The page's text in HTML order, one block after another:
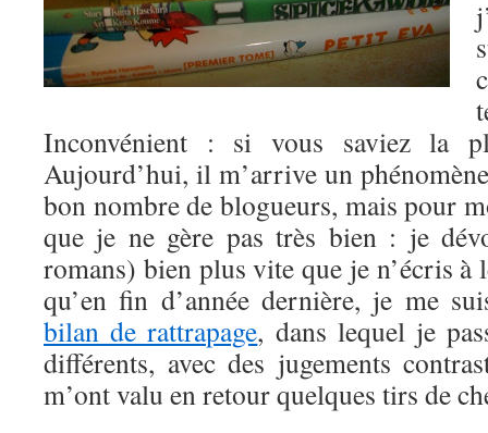
Inconvénient : si vous saviez la
Aujourd’hui, il m’arrive un
bon nombre de blogueurs, mais pour
que je ne gère pas très bien : je
romans) bien plus vite que je n’écris à
qu’en fin d’année dernière, je me
bilan de rattrapage, dans lequel je
différents, avec des jugements
m’ont valu en retour quelques tirs de